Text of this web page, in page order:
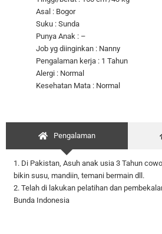
Asal : Bogor
Suku : Sunda
Punya Anak : –
Job yg diinginkan : Nanny
Pengalaman kerja : 1 Tahun
Alergi : Normal
Kesehatan Mata : Normal
Pengalaman
1. Di Pakistan, Asuh anak usia 3 Tahun
bikin susu, mandiin, temani bermain dll.
2. Telah di lakukan pelatihan dan
Bunda Indonesia